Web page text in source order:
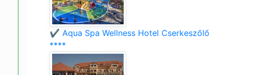
✔️ Aqua Spa Wellness Hotel Cserkeszőlő
****